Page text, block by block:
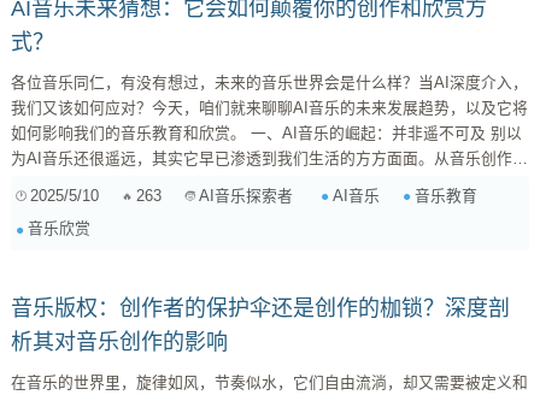
AI音乐未来猜想：它会如何颠覆你的创作和欣赏方
式？
各位音乐同仁，有没有想过，未来的音乐世界会是什么样？当AI深度介入，
我们又该如何应对？今天，咱们就来聊聊AI音乐的未来发展趋势，以及它将
如何影响我们的音乐教育和欣赏。 一、AI音乐的崛起：并非遥不可及 别以
为AI音乐还很遥远，其实它早已渗透到我们生活的方方面面。从音乐创作，
“神曲”，说不定就是AI参与创作的呢！ 1. AI音乐创作：灵感的新源泉？ 旋
律生成： ...
2025/5/10 263 AI音乐探索者 AI音乐
音乐教育
音乐欣赏
音乐版权：创作者的保护伞还是创作的枷锁？深度剖
析其对音乐创作的影响
在音乐的世界里，旋律如风，节奏似水，它们自由流淌，却又需要被定义和